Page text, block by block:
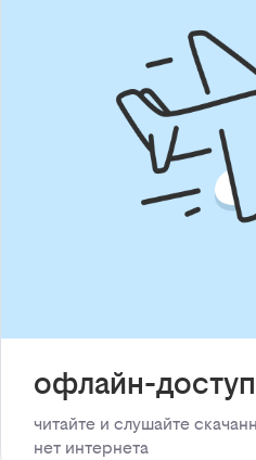
офлайн-доступ
читайте и слушайте
нет интернета